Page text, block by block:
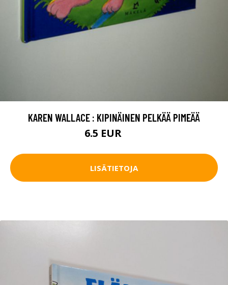
KAREN WALLACE : KIPINÄINEN PELKÄÄ PIMEÄÄ
6.5 EUR
LISÄTIETOJA